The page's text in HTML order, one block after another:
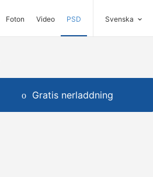
Foton Video PSD Svenska
Gratis nerladdning